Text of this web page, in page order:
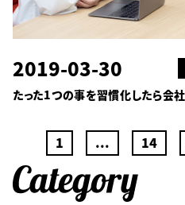
2019-03-30
たった1つの事を習慣化したら会
1 ... 14